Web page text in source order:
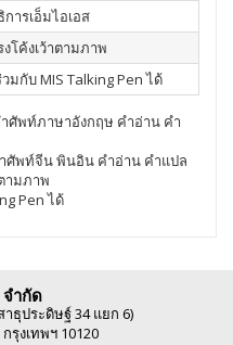
ารเอ็มไอเอส
โค้งเว้าตามภาพ
มกับ MIS Talking Pen ได้
ศัพท์ภาษาอังกฤษ คำอ่าน คำ
ศัพท์จีน พินอิน คำอ่าน คำแปล
ามภาพ
Pen ได้
ำกัด
ธุประดิษฐ์ 34 แยก 6)
รุงเทพฯ 10120